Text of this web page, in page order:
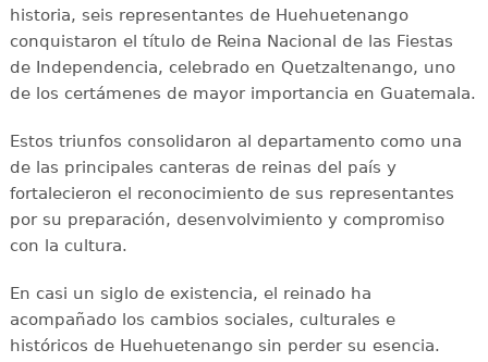
historia, seis representantes de Huehuetenango
conquistaron el título de Reina Nacional de las Fiestas
de Independencia, celebrado en Quetzaltenango, uno
de los certámenes de mayor importancia en Guatemala.
Estos triunfos consolidaron al departamento como una
de las principales canteras de reinas del país y
fortalecieron el reconocimiento de sus representantes
por su preparación, desenvolvimiento y compromiso
con la cultura.
En casi un siglo de existencia, el reinado ha
acompañado los cambios sociales, culturales e
históricos de Huehuetenango sin perder su esencia.